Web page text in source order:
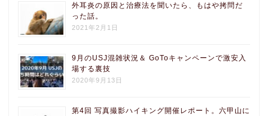
外耳炎の原因と治療法を聞いたら、もはや拷問だ
った話。
2021年2月1日
9月のUSJ混雑状況＆ GoToキャンペーンで激安入
場する裏技
2020年9月13日
第4回 写真撮影ハイキング開催レポート。六甲山に